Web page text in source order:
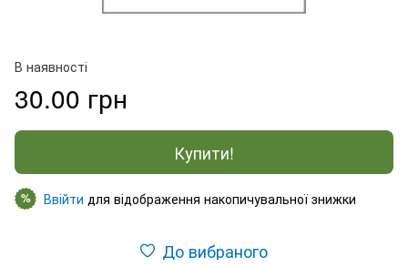
В наявності
30.00 грн
Купити!
% Ввійти для відображення накопичувальної знижки
До вибраного